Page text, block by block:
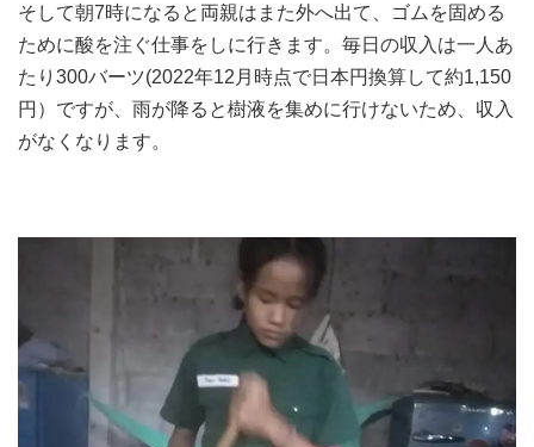
そして朝7時になると両親はまた外へ出て、ゴムを固める
ために酸を注ぐ仕事をしに行きます。毎日の収入は一人あ
たり300バーツ(2022年12月時点で日本円換算して約1,150
円）ですが、雨が降ると樹液を集めに行けないため、収入
がなくなります。